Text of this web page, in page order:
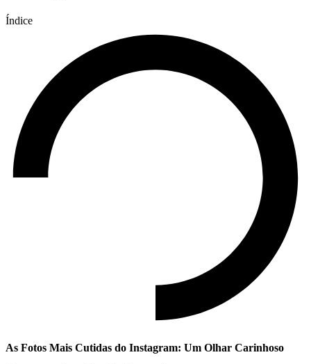
Índice
As Fotos⁢ Mais Cutidas do⁣ Instagram: Um Olhar Carinhoso